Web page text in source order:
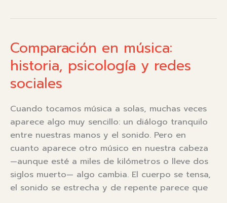
Carta
8
Comparación en música:
historia, psicología y redes
sociales
Cuando tocamos música a solas, muchas veces
aparece algo muy sencillo: un diálogo tranquilo
entre nuestras manos y el sonido. Pero en
cuanto aparece otro músico en nuestra cabeza
—aunque esté a miles de kilómetros o lleve dos
siglos muerto— algo cambia. El cuerpo se tensa,
el sonido se estrecha y de repente parece que